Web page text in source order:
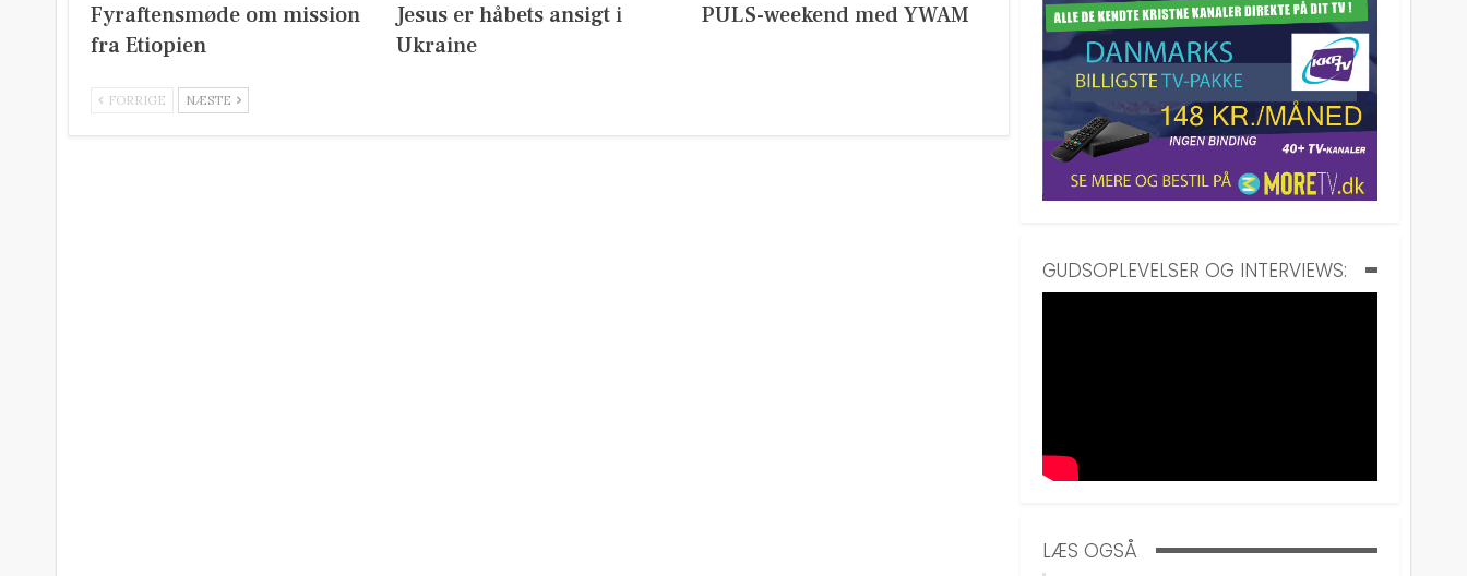
Fyraftensmøde om mission
fra Etiopien
Jesus er håbets ansigt i
Ukraine
PULS-weekend med YWAM
FORRIGE NÆSTE
GUDSOPLEVELSER OG INTERVIEWS:
LÆS OGSÅ